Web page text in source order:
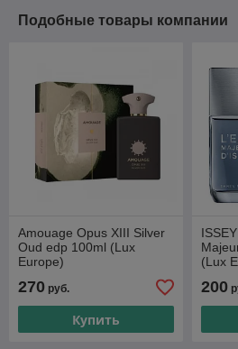
Подобные товары компании
Amouage Opus XIII Silver
Oud edp 100ml (Lux
Europe)
270 руб.
Купить
(Lux
200